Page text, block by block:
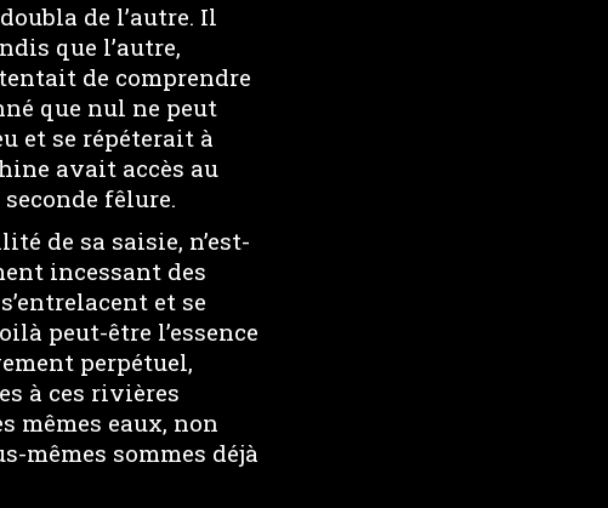
de l’autre. Il
que l’autre,
de comprendre
que nul ne peut
et se répéterait à
avait accès au
fêlure.
de sa saisie, n’est-
incessant des
et se
peut-être l’essence
perpétuel,
à ces rivières
mêmes eaux, non
mêmes sommes déjà